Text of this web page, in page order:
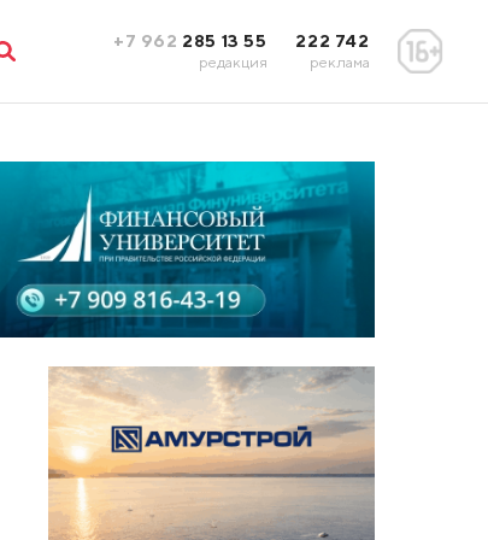
+7 962 285 13 55
редакция
222 742
реклама